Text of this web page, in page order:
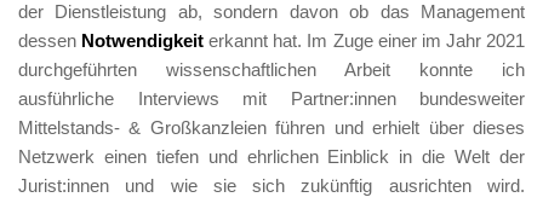
der Dienstleistung ab, sondern davon ob das Management
dessen Notwendigkeit erkannt hat. Im Zuge einer im Jahr 2021
durchgeführten wissenschaftlichen Arbeit konnte ich
ausführliche Interviews mit Partner:innen bundesweiter
Mittelstands- & Großkanzleien führen und erhielt über dieses
Netzwerk einen tiefen und ehrlichen Einblick in die Welt der